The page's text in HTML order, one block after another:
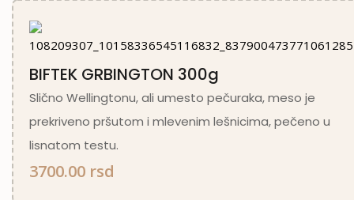
BIFTEK GRBINGTON 300g
Slično Wellingtonu, ali umesto pečuraka, meso je
prekriveno pršutom i mlevenim lešnicima, pečeno u
lisnatom testu.
3700.00 rsd